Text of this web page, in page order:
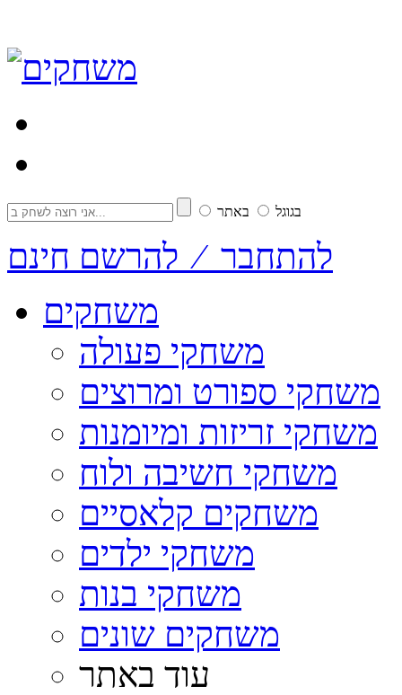
בגוגל באתר
להתחבר ⁄ להרשם חינם
משחקים
משחקי פעולה
משחקי ספורט ומרוצים
משחקי זריזות ומיומנות
משחקי חשיבה ולוח
משחקים קלאסיים
משחקי ילדים
משחקי בנות
משחקים שונים
עוד באתר